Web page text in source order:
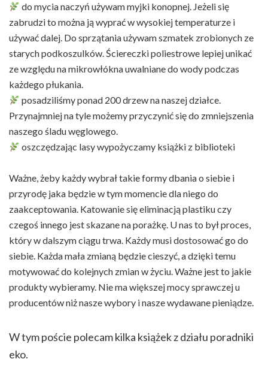
do mycia naczyń używam myjki konopnej. Jeżeli się
zabrudzi to można ją wyprać w wysokiej temperaturze i
używać dalej. Do sprzątania używam szmatek zrobionych ze
starych podkoszulków. Ściereczki poliestrowe lepiej unikać
ze względu na mikrowłókna uwalniane do wody podczas
każdego płukania.
posadziliśmy ponad 200 drzew na naszej działce.
Przynajmniej na tyle możemy przyczynić się do zmniejszenia
naszego śladu węglowego.
oszczędzając lasy wypożyczamy książki z biblioteki
Ważne, żeby każdy wybrał takie formy dbania o siebie i
przyrodę jaka będzie w tym momencie dla niego do
zaakceptowania. Katowanie się eliminacją plastiku czy
czegoś innego jest skazane na porażkę. U nas to był proces,
który w dalszym ciągu trwa. Każdy musi dostosować go do
siebie. Każda mała zmianą będzie cieszyć, a dzięki temu
motywować do kolejnych zmian w życiu. Ważne jest to jakie
produkty wybieramy. Nie ma większej mocy sprawczej u
producentów niż nasze wybory i nasze wydawane pieniądze.
W tym poście polecam kilka książek z działu poradniki
eko.